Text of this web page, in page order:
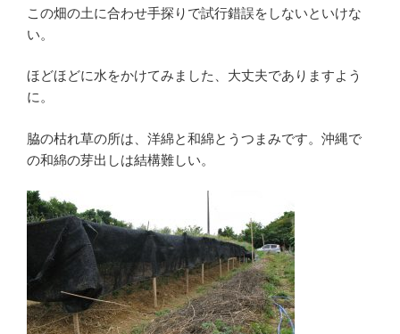
この畑の土に合わせ手探りで試行錯誤をしないといけな
い。
ほどほどに水をかけてみました、大丈夫でありますよう
に。
脇の枯れ草の所は、洋綿と和綿とうつまみです。沖縄で
の和綿の芽出しは結構難しい。